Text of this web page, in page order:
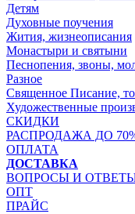
Детям
Духовные поучения
Жития, жизнеописания
Монастыри и святыни
Песнопения, звоны,
Разное
Священное Писание,
Художественные
СКИДКИ
РАСПРОДАЖА ДО
ОПЛАТА
ДОСТАВКА
ВОПРОСЫ И
ОПТ
ПРАЙС